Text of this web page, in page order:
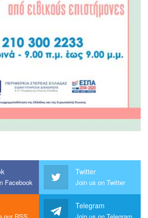
Facebook
Twitter
Join us on Twitter
Telegram